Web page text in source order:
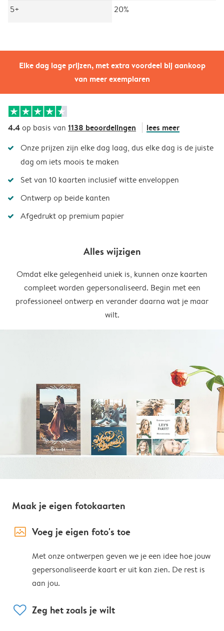
Elke dag lage prijzen, met extra voordeel bij aankoop
van meer exemplaren
5+
20%
4.4op basis van 1138 beoordelingen lees meer
Onze prijzen zijn elke dag laag, dus elke dag is de juiste
dag om iets moois te maken
Set van 10 kaarten inclusief witte enveloppen
Ontwerp op beide kanten
Afgedrukt op premium papier
Alles wijzigen
Omdat elke gelegenheid uniek is, kunnen onze kaarten
compleet worden gepersonaliseerd. Begin met een
professioneel ontwerp en verander daarna wat je maar
wilt.
Maak je eigen fotokaarten
image_placeholder Voeg je eigen foto's toe
Met onze ontwerpen geven we je een idee hoe jouw
gepersonaliseerde kaart er uit kan zien. De rest is
aan jou.
heart Zeg het zoals je wilt